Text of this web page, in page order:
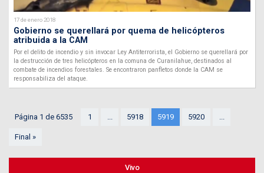
17 de enero 2018
Gobierno se querellará por quema de helicópteros
atribuida a la CAM
Por el delito de incendio y sin invocar Ley Antiterrorista, el Gobierno se querellará por
la destrucción de tres helicópteros en la comuna de Curanilahue, destinados al
combate de incendios forestales. Se encontraron panfletos donde la CAM se
responsabiliza del ataque.
Página 1 de 6535 1 ... 5918 5919 5920 ...
Final »
Vivo